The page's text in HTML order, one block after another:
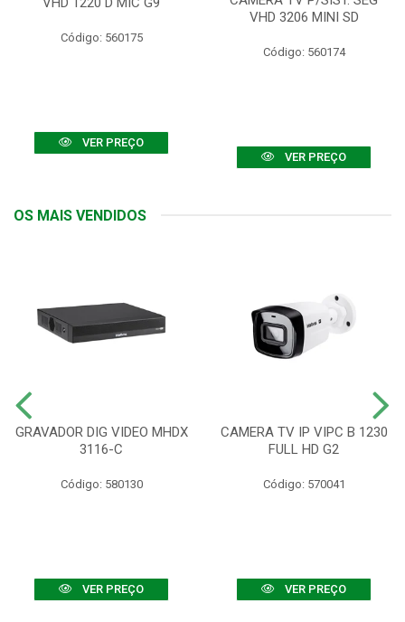
Código: 560175
VER PREÇO
VHD 3206 MINI SD
Código: 560174
VER PREÇO
OS MAIS VENDIDOS
GRAVADOR DIG VIDEO MHDX
3116-C
Código: 580130
VER PREÇO
CAMERA TV IP VIPC B 1230
FULL HD G2
Código: 570041
VER PREÇO